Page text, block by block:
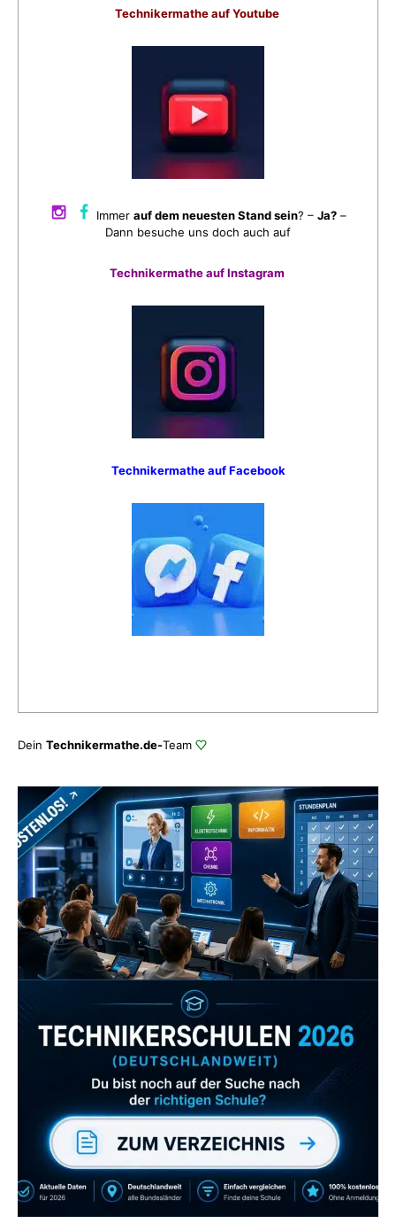
Technikermathe auf Youtube
Immerauf dem neuesten Stand sein? –Ja? –
Dann besuche uns doch auch auf
Technikermathe auf Instagram
Technikermathe auf Facebook
Dein Technikermathe.de-Team
Zum Verzeichnis
Abonniere uns auch
gerne
wenn dir unsere Videos gefallen!
ZUM YOUTUBE KANAL